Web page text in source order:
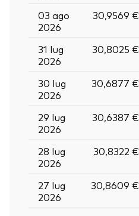
03 ago
2026
30,9569 €
31 lug
2026
30,8025 €
30 lug
2026
30,6877 €
29 lug
2026
30,6387 €
28 lug
2026
30,8322 €
27 lug
2026
30,8609 €